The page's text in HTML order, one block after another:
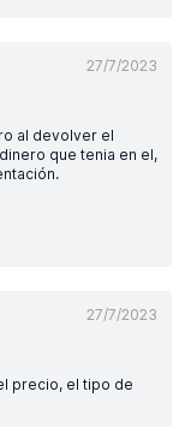
27/7/2023
al devolver el
que tenia en el,
27/7/2023
precio, el tipo de